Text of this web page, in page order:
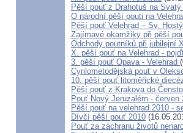
Pěší pouť z Drahotuš na
O národní pěší pouti na
Pěší pouť Velehrad – Sv.
Zajímavé okamžiky při pěší
Odchody poutníků při jubilejní
X. pěší pouť na Velehrad -
3. pěší pouť Opava - Velehrad
Cyrilometodějská pouť v
10. pěší pouť litoměřické
Pěší pouť z Krakova do
Pouť Nový Jeruzalém - červen
Pěší pouť na velehrad 2010 -
Dívčí pěší pouť 2010
Pouť za záchranu životů